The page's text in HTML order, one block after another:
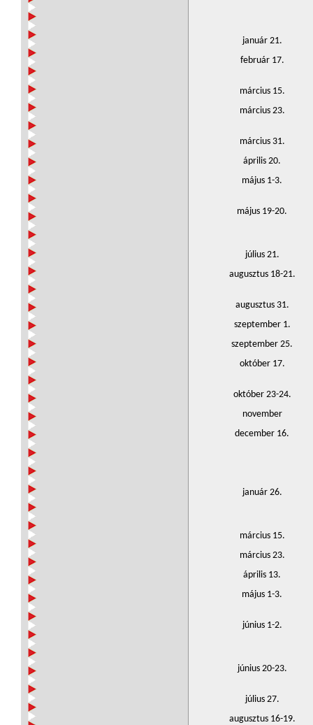
január 21.
február 17.
március 15.
március 23.
március 31.
április 20.
május 1-3.
május 19-20.
július 21.
augusztus 18-21.
augusztus 31.
szeptember 1.
szeptember 25.
október 17.
október 23-24.
november
december 16.
január 26.
március 15.
március 23.
április 13.
május 1-3.
június 1-2.
június 20-23.
július 27.
augusztus 16-19.